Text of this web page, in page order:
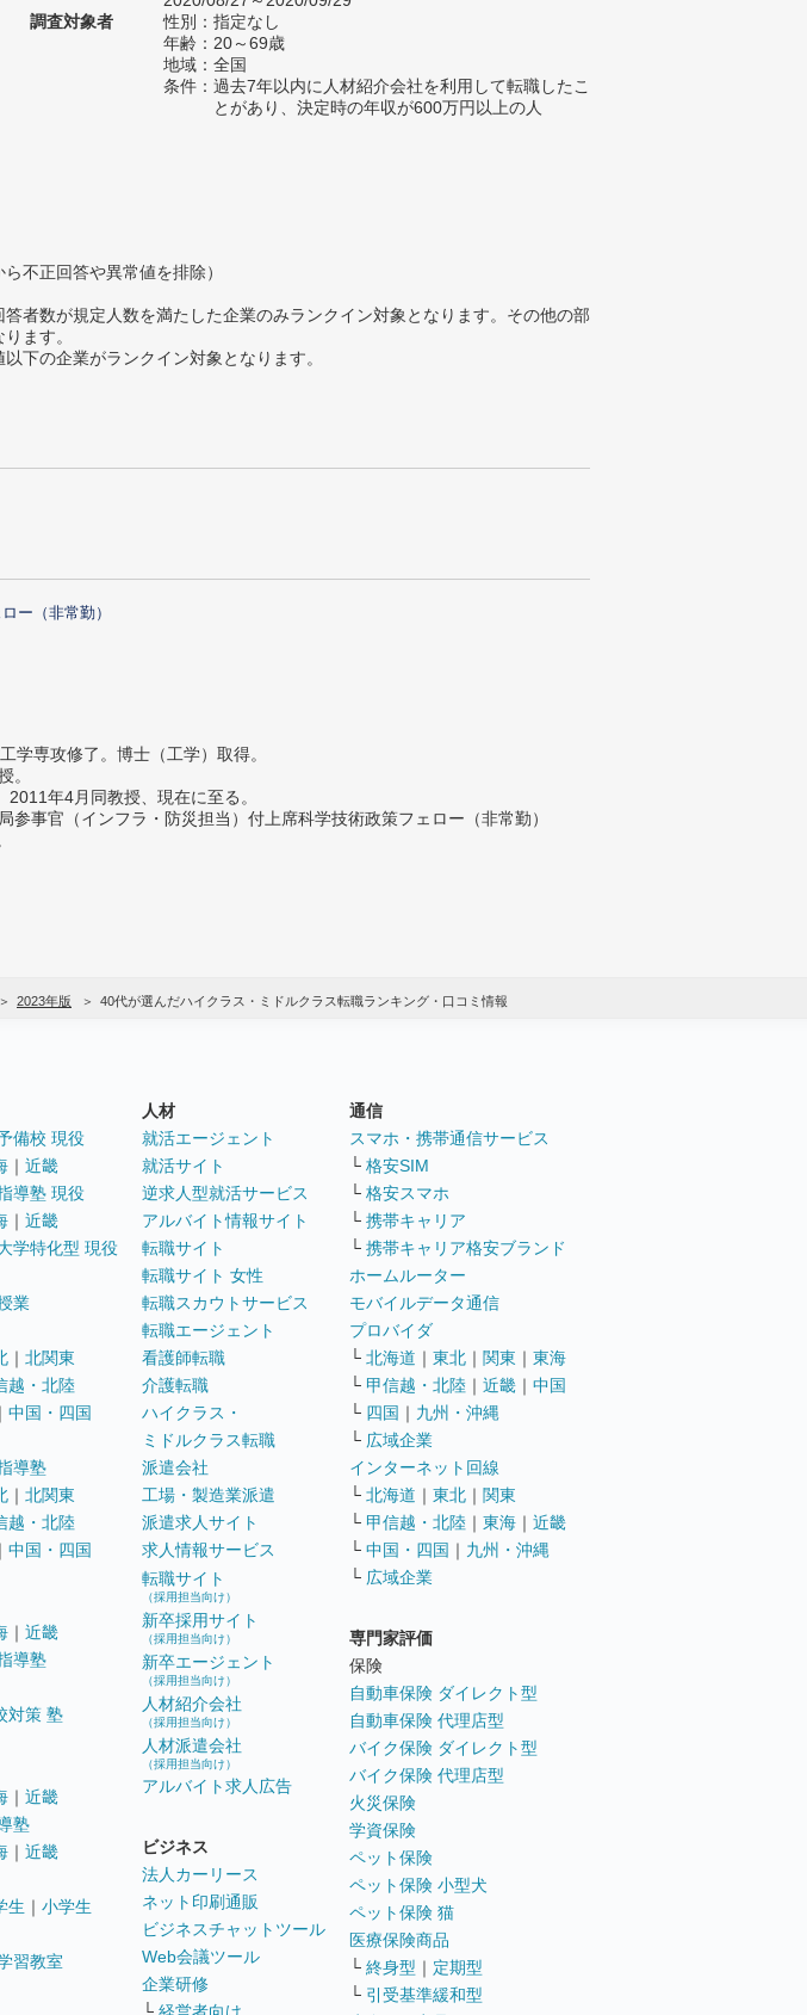
調査対象者
性別：指定なし
年齢：20～69歳
地域：全国
条件：過去7年以内に人材紹介会社を利用して転職したこ
とがあり、決定時の年収が600万円以上の人
不正回答や異常値を排除）
者数が規定人数を満たした企業のみランクイン対象となります。その他の部
ます。
下の企業がランクイン対象となります。
ー（非常勤）
学専攻修了。博士（工学）取得。
。
年4月同教授、現在に至る。
事官（インフラ・防災担当）付上席科学技術政策フェロー（非常勤）
2023年版 40代が選んだハイクラス・ミドルクラス転職ランキング・口コミ情報
備校 現役
｜ 近畿
導塾 現役
｜ 近畿
学特化型 現役
業
｜ 北関東
越・北陸
｜ 中国・四国
導塾
｜ 北関東
越・北陸
｜ 中国・四国
｜ 近畿
導塾
対策 塾
｜ 近畿
塾
｜ 近畿
生 ｜ 小学生
習教室
人材
就活エージェント
就活サイト
逆求人型就活サービス
アルバイト情報サイト
転職サイト
転職サイト 女性
転職スカウトサービス
転職エージェント
看護師転職
介護転職
ハイクラス・
ミドルクラス転職
派遣会社
工場・製造業派遣
派遣求人サイト
求人情報サービス
転職サイト
（採用担当向け）
新卒採用サイト
（採用担当向け）
新卒エージェント
（採用担当向け）
人材紹介会社
（採用担当向け）
人材派遣会社
（採用担当向け）
アルバイト求人広告
ビジネス
法人カーリース
ネット印刷通販
ビジネスチャットツール
Web会議ツール
企業研修
通信
スマホ・携帯通信サービス
└ 格安SIM
└ 格安スマホ
└ 携帯キャリア
└ 携帯キャリア格安ブランド
ホームルーター
モバイルデータ通信
プロバイダ
└ 北海道 ｜ 東北 ｜ 関東 ｜ 東海
└ 甲信越・北陸 ｜ 近畿 ｜ 中国
└ 四国 ｜ 九州・沖縄
└ 広域企業
インターネット回線
└ 北海道 ｜ 東北 ｜ 関東
└ 甲信越・北陸 ｜ 東海 ｜ 近畿
└ 中国・四国 ｜ 九州・沖縄
└ 広域企業
専門家評価
保険
自動車保険 ダイレクト型
自動車保険 代理店型
バイク保険 ダイレクト型
バイク保険 代理店型
火災保険
学資保険
ペット保険
ペット保険 小型犬
ペット保険 猫
医療保険商品
└ 終身型 ｜ 定期型
└ 引受基準緩和型